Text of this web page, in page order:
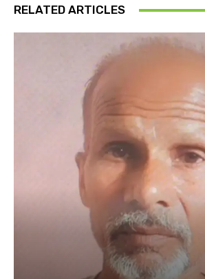
RELATED ARTICLES